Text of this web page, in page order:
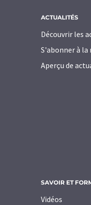
ACTUALITÉS
Découvrir les
S'abonner à
Aperçu de
SAVOIR ET
Vidéos